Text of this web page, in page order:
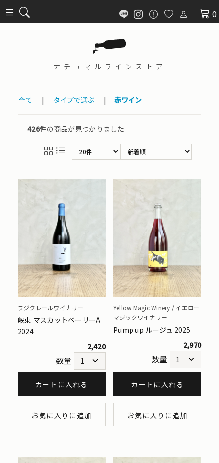
0
ナチュマル ワインストア
全て | タイプで選ぶ | 赤ワイン
426件の商品が見つかりました
フジクレールワイナリー
峡東 マスカットベーリーA
2024
2,420
数量
カートに入れる
お気に入りに追加
Yellow Magic Winery / イエロー
マジックワイナリー
Pump up ルージュ 2025
2,970
数量
カートに入れる
お気に入りに追加